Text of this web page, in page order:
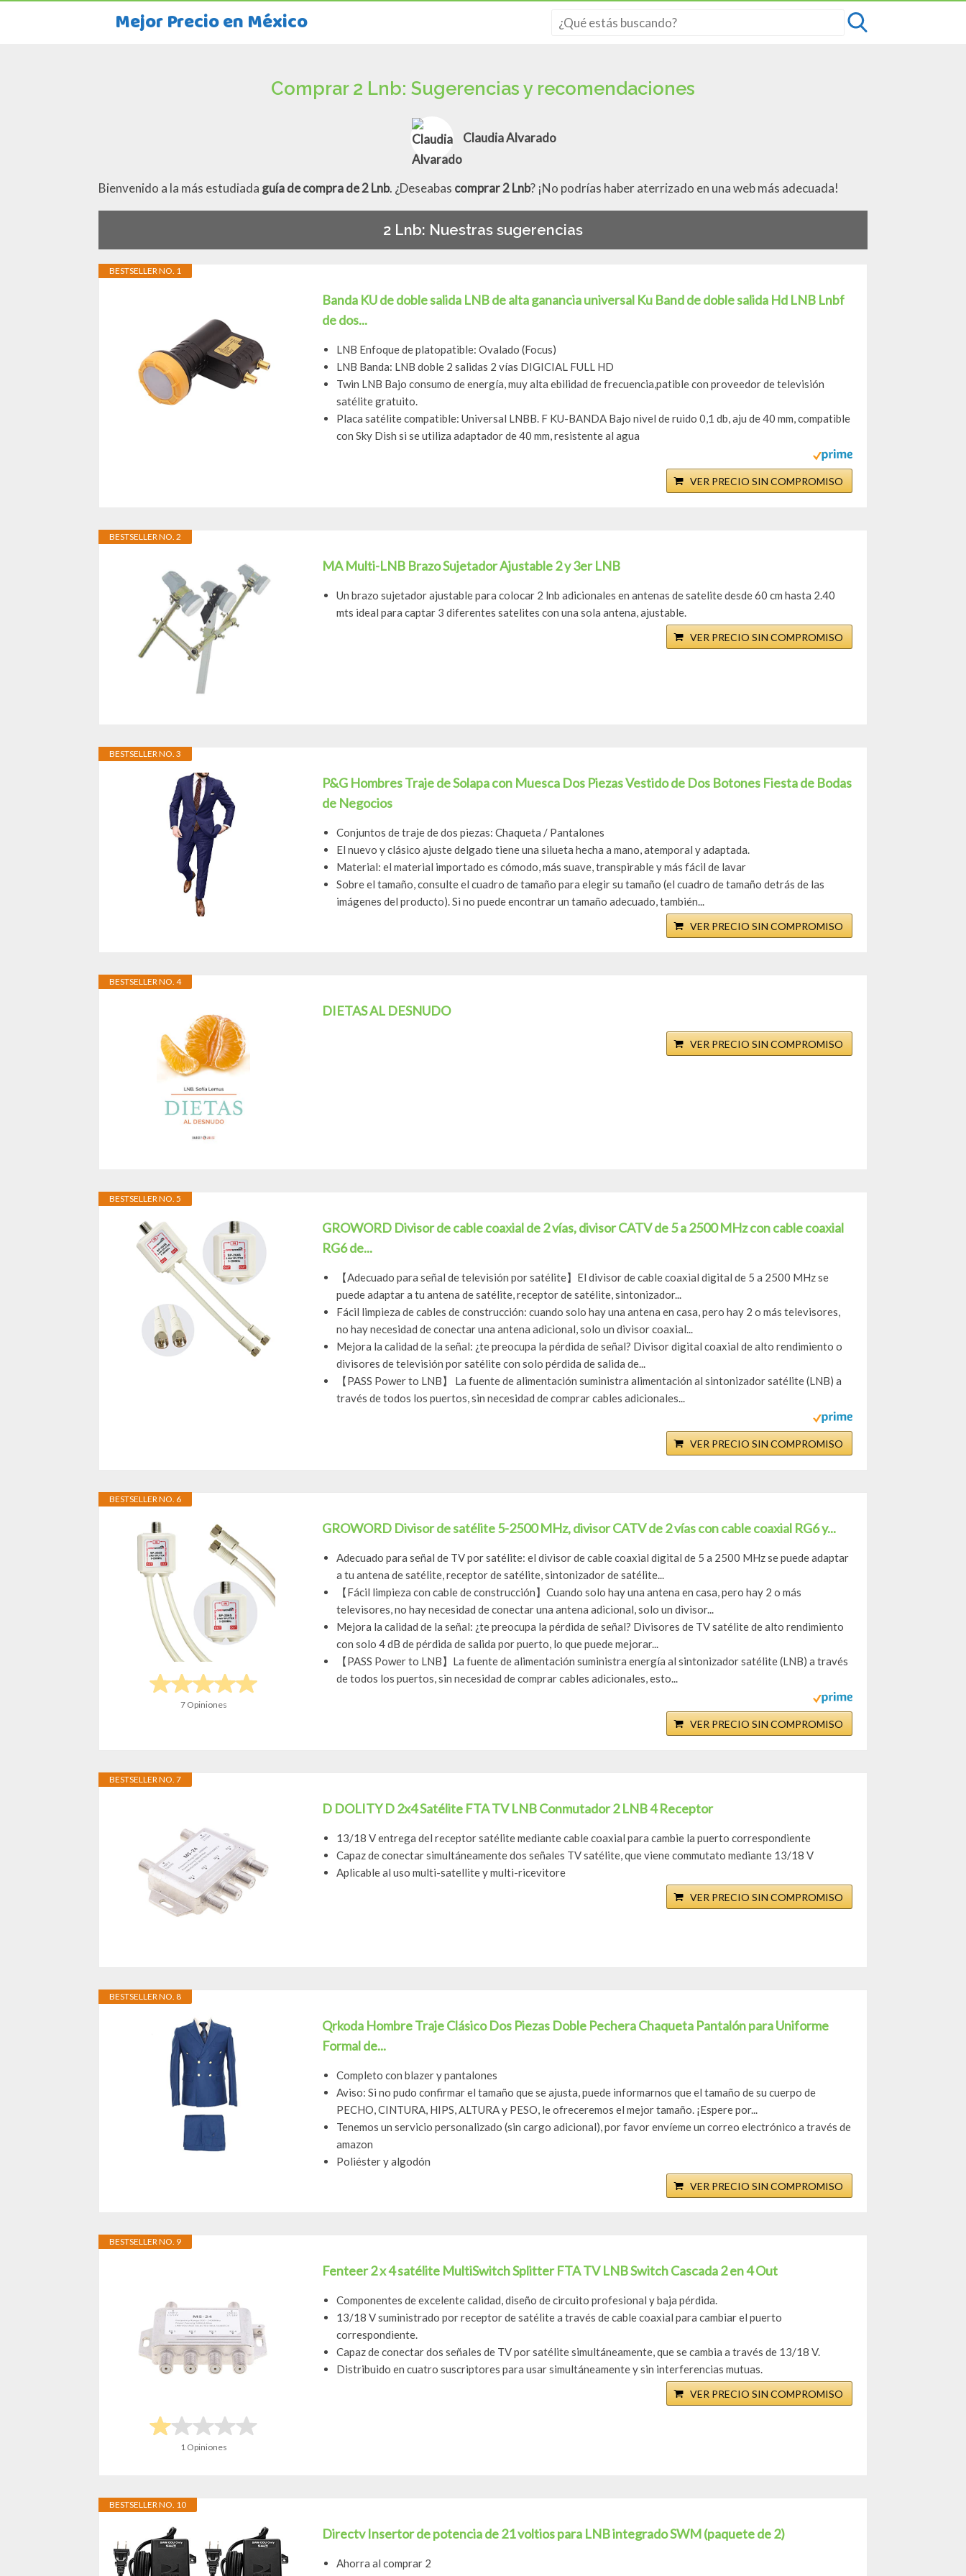
Mejor Precio en México
Comprar 2 Lnb: Sugerencias y recomendaciones
Claudia Alvarado
Bienvenido a la más estudiada guía de compra de 2 Lnb. ¿Deseabas comprar 2 Lnb? ¡No podrías haber aterrizado en una web más adecuada!
2 Lnb: Nuestras sugerencias
BESTSELLER NO. 1
Banda KU de doble salida LNB de alta ganancia universal Ku Band de doble salida Hd LNB Lnbf
de dos...
LNB Enfoque de platopatible: Ovalado (Focus)
LNB Banda: LNB doble 2 salidas 2 vías DIGICIAL FULL HD
Twin LNB Bajo consumo de energía, muy alta ebilidad de frecuencia,patible con proveedor de televisión
satélite gratuito.
Placa satélite compatible: Universal LNBB. F KU-BANDA Bajo nivel de ruido 0,1 db, aju de 40 mm, compatible
con Sky Dish si se utiliza adaptador de 40 mm, resistente al agua
VER PRECIO SIN COMPROMISO
BESTSELLER NO. 2
MA Multi-LNB Brazo Sujetador Ajustable 2 y 3er LNB
Un brazo sujetador ajustable para colocar 2 lnb adicionales en antenas de satelite desde 60 cm hasta 2.40
mts ideal para captar 3 diferentes satelites con una sola antena, ajustable.
VER PRECIO SIN COMPROMISO
BESTSELLER NO. 3
P&G Hombres Traje de Solapa con Muesca Dos Piezas Vestido de Dos Botones Fiesta de Bodas
de Negocios
Conjuntos de traje de dos piezas: Chaqueta / Pantalones
El nuevo y clásico ajuste delgado tiene una silueta hecha a mano, atemporal y adaptada.
Material: el material importado es cómodo, más suave, transpirable y más fácil de lavar
Sobre el tamaño, consulte el cuadro de tamaño para elegir su tamaño (el cuadro de tamaño detrás de las
imágenes del producto). Si no puede encontrar un tamaño adecuado, también...
VER PRECIO SIN COMPROMISO
BESTSELLER NO. 4
DIETAS AL DESNUDO
VER PRECIO SIN COMPROMISO
BESTSELLER NO. 5
GROWORD Divisor de cable coaxial de 2 vías, divisor CATV de 5 a 2500 MHz con cable coaxial
RG6 de...
【Adecuado para señal de televisión por satélite】El divisor de cable coaxial digital de 5 a 2500 MHz se
puede adaptar a tu antena de satélite, receptor de satélite, sintonizador...
Fácil limpieza de cables de construcción: cuando solo hay una antena en casa, pero hay 2 o más televisores,
no hay necesidad de conectar una antena adicional, solo un divisor coaxial...
Mejora la calidad de la señal: ¿te preocupa la pérdida de señal? Divisor digital coaxial de alto rendimiento o
divisores de televisión por satélite con solo pérdida de salida de...
【PASS Power to LNB】 La fuente de alimentación suministra alimentación al sintonizador satélite (LNB) a
través de todos los puertos, sin necesidad de comprar cables adicionales...
VER PRECIO SIN COMPROMISO
BESTSELLER NO. 6
7 Opiniones
GROWORD Divisor de satélite 5-2500 MHz, divisor CATV de 2 vías con cable coaxial RG6 y...
Adecuado para señal de TV por satélite: el divisor de cable coaxial digital de 5 a 2500 MHz se puede adaptar
a tu antena de satélite, receptor de satélite, sintonizador de satélite...
【Fácil limpieza con cable de construcción】Cuando solo hay una antena en casa, pero hay 2 o más
televisores, no hay necesidad de conectar una antena adicional, solo un divisor...
Mejora la calidad de la señal: ¿te preocupa la pérdida de señal? Divisores de TV satélite de alto rendimiento
con solo 4 dB de pérdida de salida por puerto, lo que puede mejorar...
【PASS Power to LNB】La fuente de alimentación suministra energía al sintonizador satélite (LNB) a través
de todos los puertos, sin necesidad de comprar cables adicionales, esto...
VER PRECIO SIN COMPROMISO
BESTSELLER NO. 7
D DOLITY D 2x4 Satélite FTA TV LNB Conmutador 2 LNB 4 Receptor
13/18 V entrega del receptor satélite mediante cable coaxial para cambie la puerto correspondiente
Capaz de conectar simultáneamente dos señales TV satélite, que viene commutato mediante 13/18 V
Aplicable al uso multi-satellite y multi-ricevitore
VER PRECIO SIN COMPROMISO
BESTSELLER NO. 8
Qrkoda Hombre Traje Clásico Dos Piezas Doble Pechera Chaqueta Pantalón para Uniforme
Formal de...
Completo con blazer y pantalones
Aviso: Si no pudo confirmar el tamaño que se ajusta, puede informarnos que el tamaño de su cuerpo de
PECHO, CINTURA, HIPS, ALTURA y PESO, le ofreceremos el mejor tamaño. ¡Espere por...
Tenemos un servicio personalizado (sin cargo adicional), por favor envíeme un correo electrónico a través de
amazon
Poliéster y algodón
VER PRECIO SIN COMPROMISO
BESTSELLER NO. 9
1 Opiniones
Fenteer 2 x 4 satélite MultiSwitch Splitter FTA TV LNB Switch Cascada 2 en 4 Out
Componentes de excelente calidad, diseño de circuito profesional y baja pérdida.
13/18 V suministrado por receptor de satélite a través de cable coaxial para cambiar el puerto
correspondiente.
Capaz de conectar dos señales de TV por satélite simultáneamente, que se cambia a través de 13/18 V.
Distribuido en cuatro suscriptores para usar simultáneamente y sin interferencias mutuas.
VER PRECIO SIN COMPROMISO
BESTSELLER NO. 10
Directv Insertor de potencia de 21 voltios para LNB integrado SWM (paquete de 2)
Ahorra al comprar 2